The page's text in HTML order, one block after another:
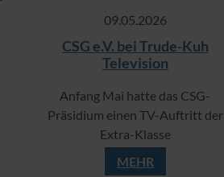
09.​05.​2026
CSG e.V. bei Trude-Kuh
Television
Anfang Mai hatte das CSG-
Präsidium einen TV-Auftritt der
Extra-Klasse
MEHR